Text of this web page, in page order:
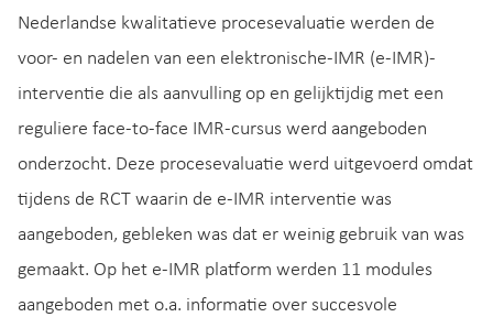
Nederlandse kwalitatieve procesevaluatie werden de
voor- en nadelen van een elektronische-IMR (e-IMR)-
interventie die als aanvulling op en gelijktijdig met een
reguliere face-to-face IMR-cursus werd aangeboden
onderzocht. Deze procesevaluatie werd uitgevoerd omdat
tijdens de RCT waarin de e-IMR interventie was
aangeboden, gebleken was dat er weinig gebruik van was
gemaakt. Op het e-IMR platform werden 11 modules
aangeboden met o.a. informatie over succesvole